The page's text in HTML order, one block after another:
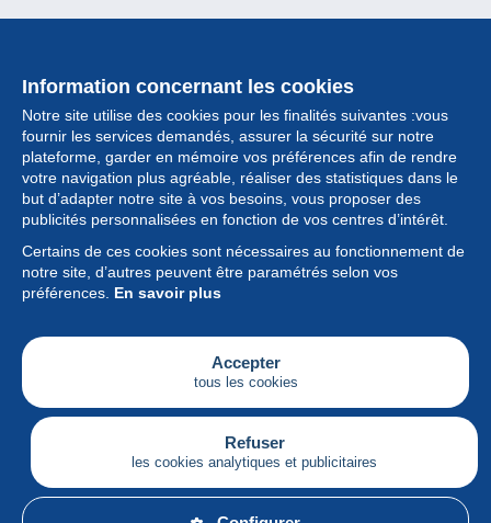
Information concernant les cookies
Notre site utilise des cookies pour les finalités suivantes :vous
fournir les services demandés, assurer la sécurité sur notre
plateforme, garder en mémoire vos préférences afin de rendre
votre navigation plus agréable, réaliser des statistiques dans le
but d’adapter notre site à vos besoins, vous proposer des
publicités personnalisées en fonction de vos centres d’intérêt.
Certains de ces cookies sont nécessaires au fonctionnement de
notre site, d’autres peuvent être paramétrés selon vos
préférences. En savoir plus
Accepter
tous les cookies
Refuser
les cookies analytiques et publicitaires
Collection
Actualités
Fonctionnalités
Société
Services
Articles
Français